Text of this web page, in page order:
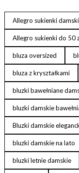
Allegro sukienki
Allegro sukienki do 50
bluza oversized
bluza z kryształkami
bluzki bawełniane
bluzki damskie
Bluzki damskie
bluzki damskie na lato
bluzki letnie damskie